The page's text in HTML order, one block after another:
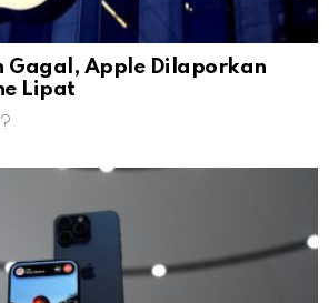
Gagal, Apple Dilaporkan
Lipat